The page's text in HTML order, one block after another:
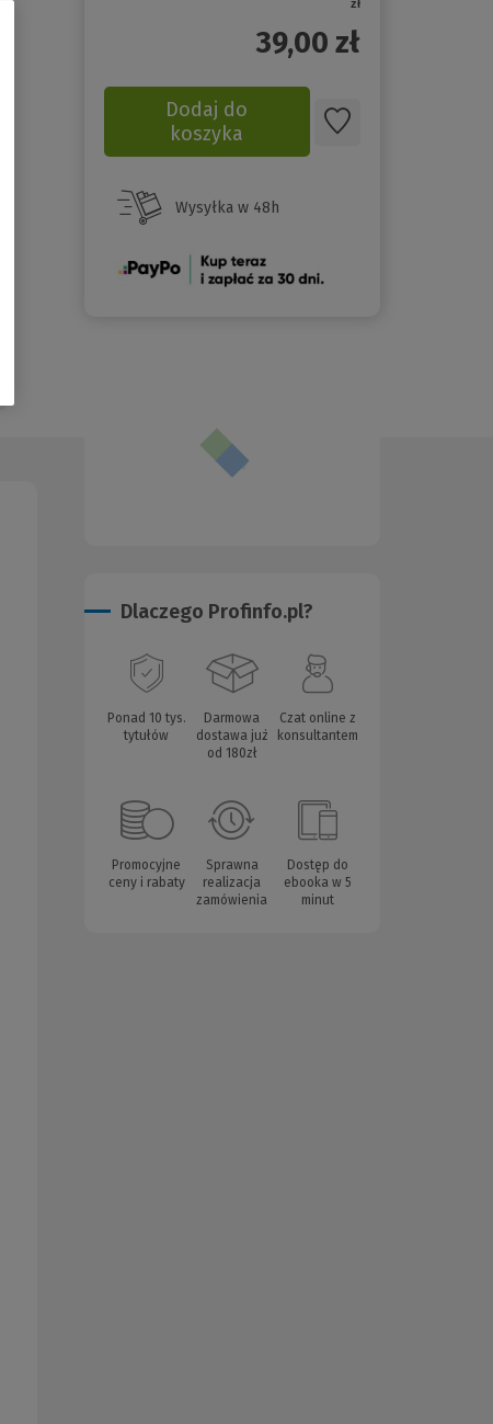
zł
39,00 zł
Dodaj do
koszyka
Wysyłka w 48h
(Nowe
Dlaczego Profinfo.pl?
Ponad 10 tys.
tytułów
Darmowa
dostawa już
od 180zł
Czat online z
konsultantem
Promocyjne
ceny i rabaty
Sprawna
realizacja
zamówienia
Dostęp do
ebooka w 5
minut